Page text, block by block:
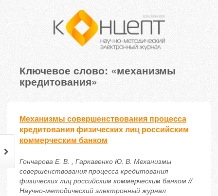
Ключевое слово: «механизмы
кредитования»
Механизмы совершенствования процесса
кредитования физических лиц российским
коммерческим банком
Гончарова Е. В. , Гаркавенко Ю. В. Механизмы
совершенствования процесса кредитования
физических лиц российским коммерческим банком //
Научно-методический электронный журнал